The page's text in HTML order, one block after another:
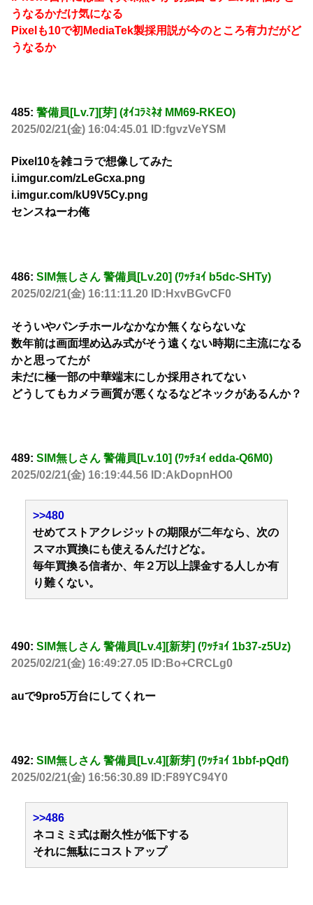
うなるかだけ気になる
Pixelも10で初MediaTek製採用説が今のところ有力だがど
うなるか
485: 警備員[Lv.7][芽] (ｵｲｺﾗﾐﾈｵ MM69-RKEO)
2025/02/21(金) 16:04:45.01 ID:fgvzVeYSM
Pixel10を雑コラで想像してみた
i.imgur.com/zLeGcxa.png
i.imgur.com/kU9V5Cy.png
センスねーわ俺
486: SIM無しさん 警備員[Lv.20] (ﾜｯﾁｮｲ b5dc-SHTy)
2025/02/21(金) 16:11:11.20 ID:HxvBGvCF0
そういやパンチホールなかなか無くならないな
数年前は画面埋め込み式がそう遠くない時期に主流になる
かと思ってたが
未だに極一部の中華端末にしか採用されてない
どうしてもカメラ画質が悪くなるなどネックがあるんか？
489: SIM無しさん 警備員[Lv.10] (ﾜｯﾁｮｲ edda-Q6M0)
2025/02/21(金) 16:19:44.56 ID:AkDopnHO0
>>480
せめてストアクレジットの期限が二年なら、次の
スマホ買換にも使えるんだけどな。
毎年買換る信者か、年２万以上課金する人しか有
り難くない。
490: SIM無しさん 警備員[Lv.4][新芽] (ﾜｯﾁｮｲ 1b37-z5Uz)
2025/02/21(金) 16:49:27.05 ID:Bo+CRCLg0
auで9pro5万台にしてくれー
492: SIM無しさん 警備員[Lv.4][新芽] (ﾜｯﾁｮｲ 1bbf-pQdf)
2025/02/21(金) 16:56:30.89 ID:F89YC94Y0
>>486
ネコミミ式は耐久性が低下する
それに無駄にコストアップ